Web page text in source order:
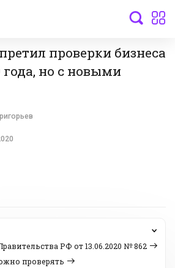
проверки бизнеса
года, но с новыми
РФ от 13.06.2020 № 862
проверять